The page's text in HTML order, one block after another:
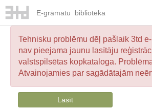
E-grāmatu bibliotēka
Tehnisku problēmu dēļ pašlaik 3td
nav pieejama jaunu lasītāju
valstspilsētas kopkataloga.
Atvainojamies par sagādātajām
Lasīt